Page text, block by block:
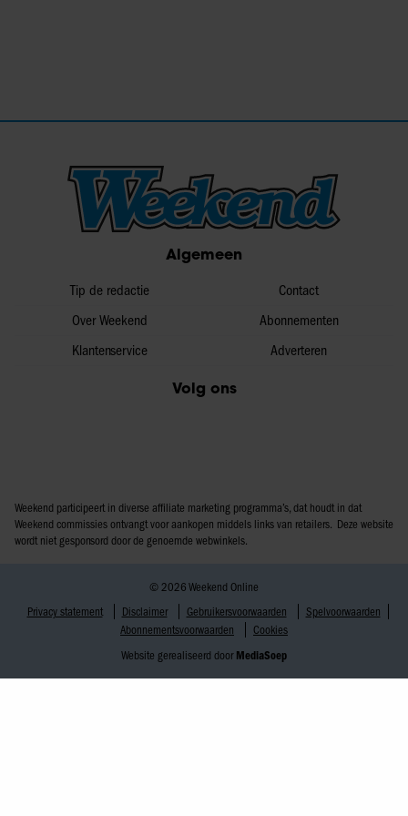
Algemeen
Tip de redactie
Over Weekend
Klantenservice
Contact
Abonnementen
Adverteren
Volg ons
Weekend participeert in diverse affiliate marketing programma’s, dat houdt in dat
Weekend commissies ontvangt voor aankopen middels links van retailers. Deze website
wordt niet gesponsord door de genoemde webwinkels.
© 2026 Weekend Online
Privacy statement
Disclaimer Gebruikersvoorwaarden
Spelvoorwaarden
Abonnementsvoorwaarden
Cookies
Website gerealiseerd door MediaSoep